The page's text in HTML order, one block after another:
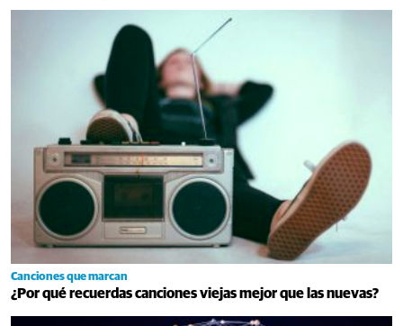
Canciones que marcan
¿Por qué recuerdas canciones viejas mejor que las nuevas?